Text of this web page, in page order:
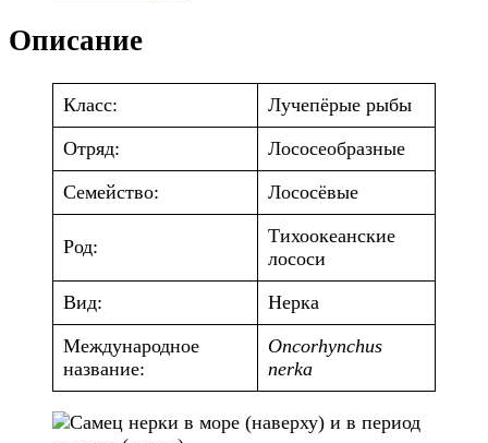
Описание
Класс:
Лучепёрые рыбы
Отряд:
Лососеобразные
Семейство:
Лососёвые
Род:
Тихоокеанские
лососи
Вид:
Нерка
Международное
название:
Oncorhynchus
nerka